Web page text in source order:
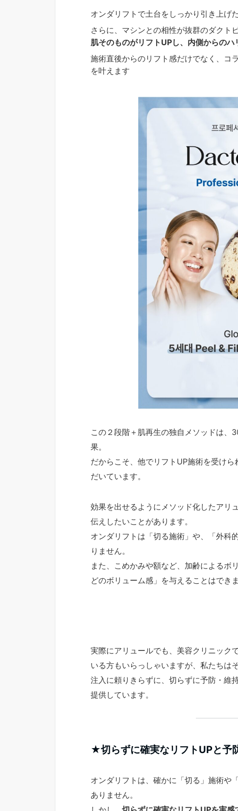
オンダリフトで土台をしっかり引き上げ
さらに、マシンとの相性が抜群のダクト
肌そのものがリフトUPし、内側からのハ
施術直後からのリフト感だけでなく、コ
を叶えます
この２段階＋肌再生の独自メソッドは、
果。
だからこそ、他でリフトUP施術を受け
だいています。
効果を出せるようにメソッド化したアリ
伝えしたいことがあります。
オンダリフトは「切る施術」や、「外科
りません。
また、こめかみや額など、加齢によるボ
どのボリューム感」を与えることはできま
実際にアリュールでも、美容クリニック
いる方もいらっしゃいますが、私たちは
注入に頼りきらずに、切らずに予防・維
提供しています。
★切らずに確実なリフトUPと予
オンダリフトは、確かに「切る」施術や
ありません。